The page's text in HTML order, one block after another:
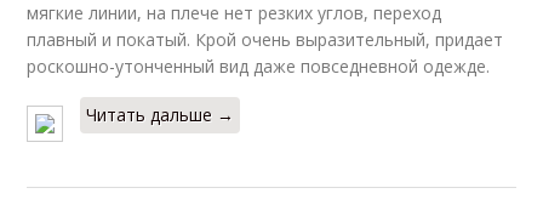
мягкие линии, на плече нет резких углов, переход
плавный и покатый. Крой очень выразительный, придает
роскошно-утонченный вид даже повседневной одежде.
Читать дальше →